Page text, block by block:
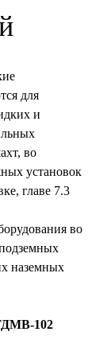
для
и
во
установок
главе 7.3
во
наземных
102